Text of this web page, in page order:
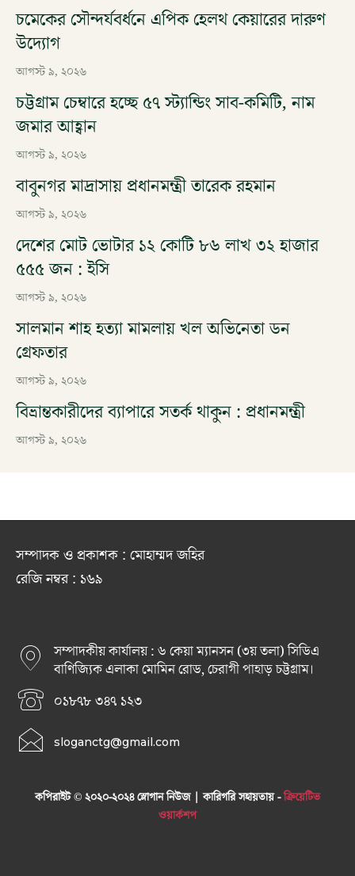
চমেকের সৌন্দর্যবর্ধনে এপিক হেলথ কেয়ারের দারুণ
উদ্যোগ
আগস্ট ৯, ২০২৬
চট্টগ্রাম চেম্বারে হচ্ছে ৫৭ স্ট্যান্ডিং সাব-কমিটি, নাম
জমার আহ্বান
আগস্ট ৯, ২০২৬
বাবুনগর মাদ্রাসায় প্রধানমন্ত্রী তারেক রহমান
আগস্ট ৯, ২০২৬
দেশের মোট ভোটার ১২ কোটি ৮৬ লাখ ৩২ হাজার
৫৫৫ জন : ইসি
আগস্ট ৯, ২০২৬
সালমান শাহ হত্যা মামলায় খল অভিনেতা ডন
গ্রেফতার
আগস্ট ৯, ২০২৬
বিভ্রান্তকারীদের ব্যাপারে সতর্ক থাকুন : প্রধানমন্ত্রী
আগস্ট ৯, ২০২৬
সম্পাদক ও প্রকাশক : মোহাম্মদ জহির
রেজি নম্বর : ১৬৯
সম্পাদকীয় কার্যালয় : ৬ কেয়া ম্যানসন (৩য় তলা) সিডিএ
বাণিজ্যিক এলাকা মোমিন রোড, চেরাগী পাহাড় চট্টগ্রাম।
০১৮৭৮ ৩৪৭ ১২৩
sloganctg@gmail.com
কপিরাইট © ২০২০-২০২৪ স্লোগান নিউজ | কারিগরি সহায়তায় -ক্রিয়েটিভ
ওয়ার্কশপ